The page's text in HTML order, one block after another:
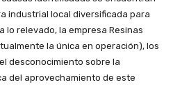
industrial local diversificada para
lo relevado, la empresa Resinas
la única en operación), los
desconocimiento sobre la
del aprovechamiento de este